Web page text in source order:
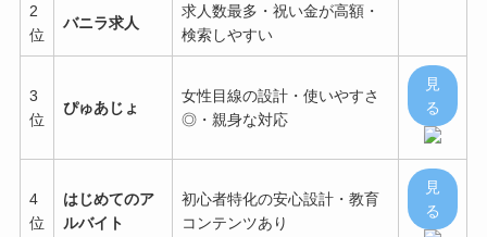
2
位
バニラ求人
求人数最多・祝い金が高額・
検索しやすい
3
位
ぴゅあじょ
女性目線の設計・使いやすさ
◎・親身な対応
見
る
4
位
はじめてのア
ルバイト
初心者特化の安心設計・教育
コンテンツあり
見
る